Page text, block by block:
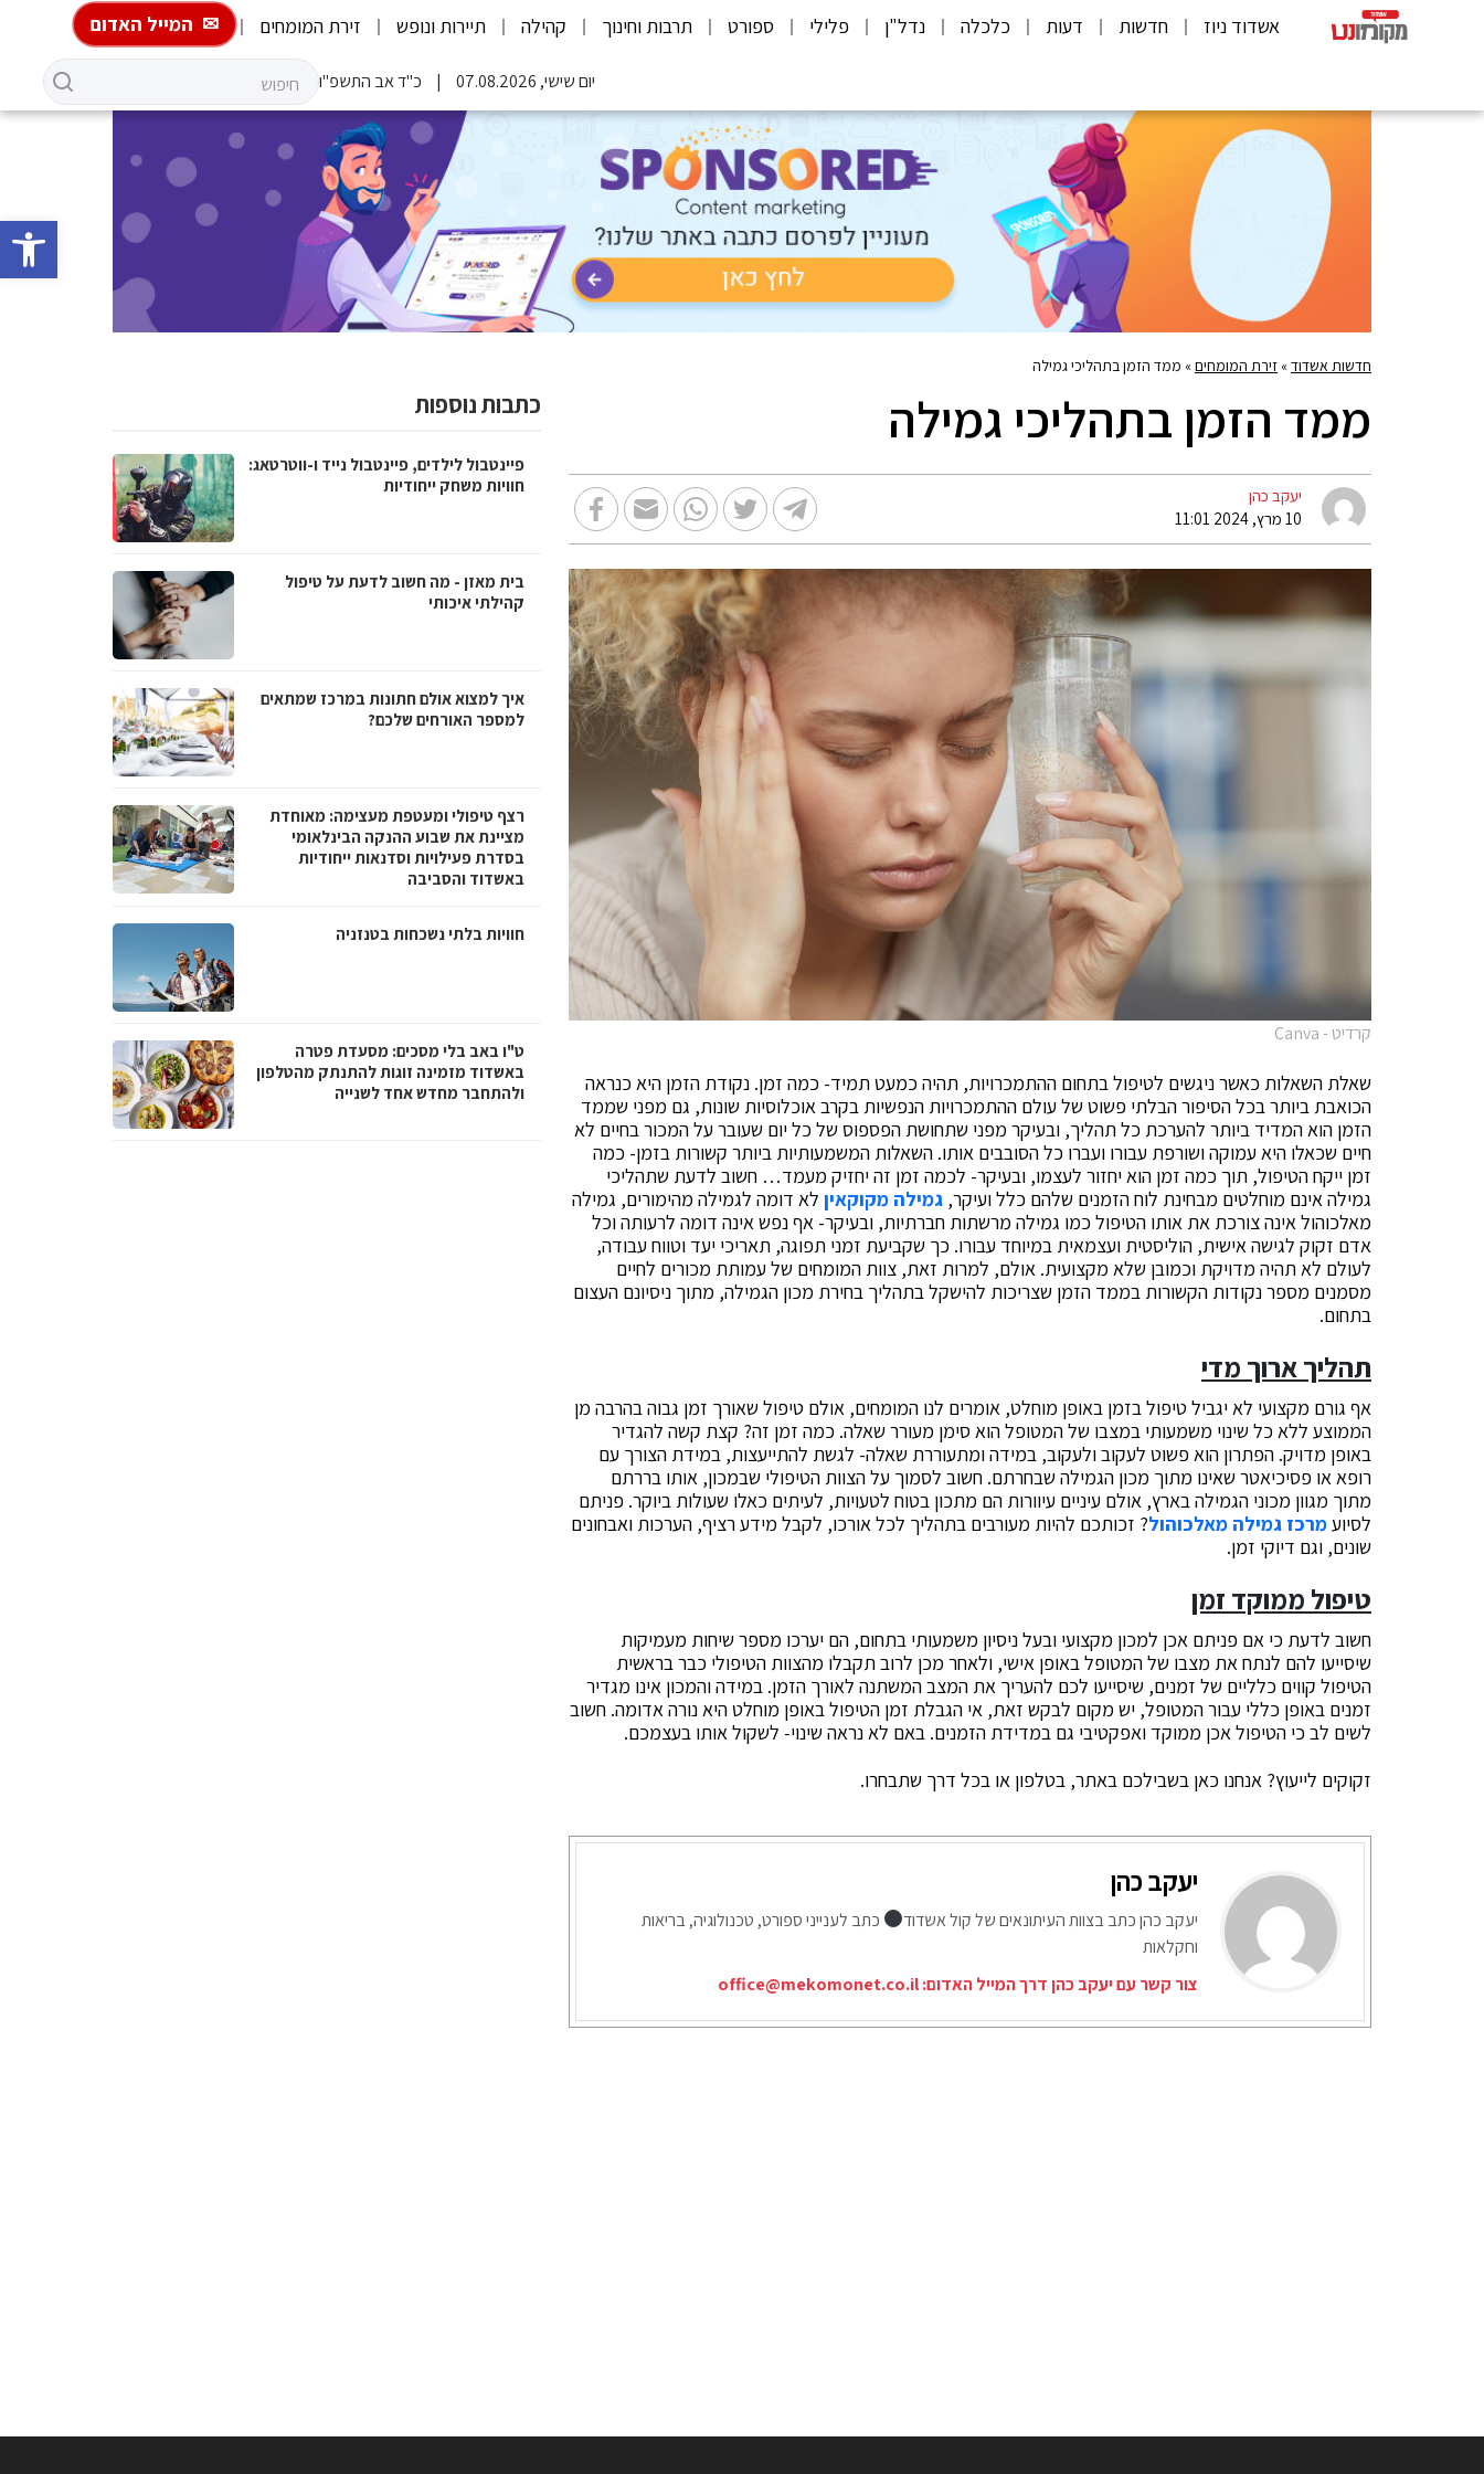
פתח
אשדוד ניוז חדשות דעות כלכלה נדל"ן פלילי ספורט תרבות וחינוך קהילה תיירות ונופש זירת המומחים המייל האדום
יום שישי, 07.08.2026 כ"ד אב התשפ"ו
חדשות אשדוד» זירת המומחים» ממד הזמן בתהליכי גמילה
ממד הזמן בתהליכי גמילה
יעקב כהן
10 מרץ, 2024 11:01
קרדיט - Canva
שאלת השאלות כאשר ניגשים לטיפול בתחום ההתמכרויות, תהיה כמעט תמיד- כמה זמן. נקודת הזמן היא כנראה
הכואבת ביותר בכל הסיפור הבלתי פשוט של עולם ההתמכרויות הנפשיות בקרב אוכלוסיות שונות, גם מפני שממד
הזמן הוא המדיד ביותר להערכת כל תהליך, ובעיקר מפני שתחושת הפספוס של כל יום שעובר על המכור בחיים לא
חיים שכאלו היא עמוקה ושורפת עבורו ועברו כל הסובבים אותו. השאלות המשמעותיות ביותר קשורות בזמן- כמה
זמן ייקח הטיפול, תוך כמה זמן הוא יחזור לעצמו, ובעיקר- לכמה זמן זה יחזיק מעמד… חשוב לדעת שתהליכי
גמילה אינם מוחלטים מבחינת לוח הזמנים שלהם כלל ועיקר, גמילה מקוקאין לא דומה לגמילה מהימורים, גמילה
מאלכוהול אינה צורכת את אותו הטיפול כמו גמילה מרשתות חברתיות, ובעיקר- אף נפש אינה דומה לרעותה וכל
אדם זקוק לגישה אישית, הוליסטית ועצמאית במיוחד עבורו. כך שקביעת זמני תפוגה, תאריכי יעד וטווח עבודה,
לעולם לא תהיה מדויקת וכמובן שלא מקצועית. אולם, למרות זאת, צוות המומחים של עמותת מכורים לחיים
מסמנים מספר נקודות הקשורות בממד הזמן שצריכות להישקל בתהליך בחירת מכון הגמילה, מתוך ניסיונם העצום
בתחום.
תהליך ארוך מדי
אף גורם מקצועי לא יגביל טיפול בזמן באופן מוחלט, אומרים לנו המומחים, אולם טיפול שאורך זמן גבוה בהרבה מן
הממוצע ללא כל שינוי משמעותי במצבו של המטופל הוא סימן מעורר שאלה. כמה זמן זה? קצת קשה להגדיר
באופן מדויק. הפתרון הוא פשוט לעקוב ולעקוב, במידה ומתעוררת שאלה- לגשת להתייעצות, במידת הצורך עם
רופא או פסיכיאטר שאינו מתוך מכון הגמילה שבחרתם. חשוב לסמוך על הצוות הטיפולי שבמכון, אותו בררתם
מתוך מגוון מכוני הגמילה בארץ, אולם עיניים עיוורות הם מתכון בטוח לטעויות, לעיתים כאלו שעולות ביוקר. פניתם
לסיועמרכז גמילה מאלכוהול? זכותכם להיות מעורבים בתהליך לכל אורכו, לקבל מידע רציף, הערכות ואבחונים
שונים, וגם דיוקי זמן.
טיפול ממוקד זמן
חשוב לדעת כי אם פניתם אכן למכון מקצועי ובעל ניסיון משמעותי בתחום, הם יערכו מספר שיחות מעמיקות
שיסייעו להם לנתח את מצבו של המטופל באופן אישי, ולאחר מכן לרוב תקבלו מהצוות הטיפולי כבר בראשית
הטיפול קווים כלליים של זמנים, שיסייעו לכם להעריך את המצב המשתנה לאורך הזמן. במידה והמכון אינו מגדיר
זמנים באופן כללי עבור המטופל, יש מקום לבקש זאת, אי הגבלת זמן הטיפול באופן מוחלט היא נורה אדומה. חשוב
לשים לב כי הטיפול אכן ממוקד ואפקטיבי גם במדידת הזמנים. באם לא נראה שינוי- לשקול אותו בעצמכם.
זקוקים לייעוץ? אנחנו כאן בשבילכם באתר, בטלפון או בכל דרך שתבחרו.
יעקב כהן
יעקב כהן כתב בצוות העיתונאים של קול אשדוד
כתב לענייני ספורט, טכנולוגיה, בריאות
וחקלאות
צור קשר עם יעקב כהן דרך המייל האדום:office@mekomonet.co.il
כתבות נוספות
פיינטבול לילדים, פיינטבול נייד ו-ווטרטאג:
חוויות משחק ייחודיות
בית מאזן - מה חשוב לדעת על טיפול
קהילתי איכותי
איך למצוא אולם חתונות במרכז שמתאים
למספר האורחים שלכם?
רצף טיפולי ומעטפת מעצימה: מאוחדת
מציינת את שבוע ההנקה הבינלאומי
בסדרת פעילויות וסדנאות ייחודיות
באשדוד והסביבה
חוויות בלתי נשכחות בטנזניה
ט"ו באב בלי מסכים: מסעדת פטרה
באשדוד מזמינה זוגות להתנתק מהטלפון
ולהתחבר מחדש אחד לשנייה